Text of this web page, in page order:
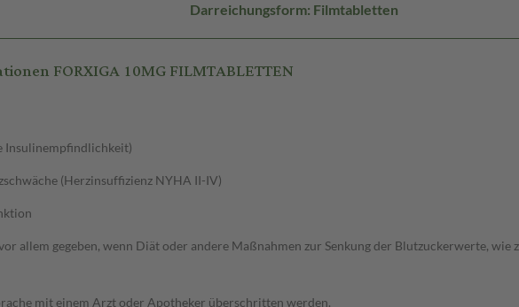
Darreichungsform: Filmtabletten
FORXIGA 10MG FILMTABLETTEN
Insulinempfindlichkeit)
(Herzinsuffizienz NYHA II-IV)
allem gegeben, wenn Diät oder andere Maßnahmen zur Senkung der Blutzuckerwerte,
mit einem Arzt oder Apotheker überschritten werden.